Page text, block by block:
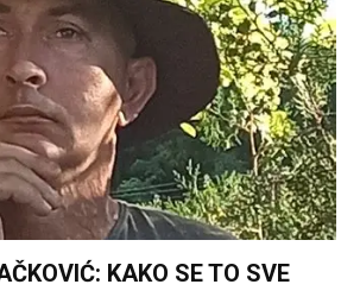
KAKO SE TO SVE